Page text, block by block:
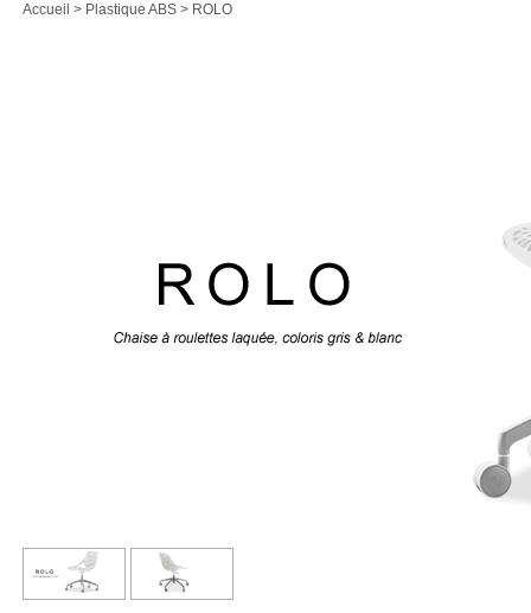
Accueil > Plastique ABS > ROLO